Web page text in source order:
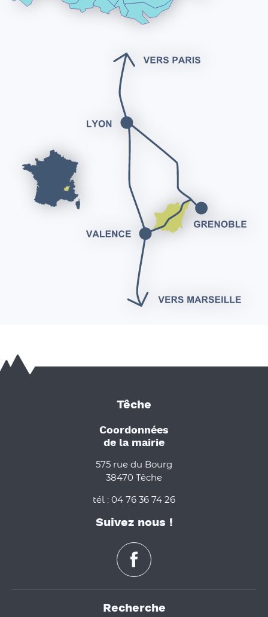
Têche
Coordonnées
de la mairie
575 rue du Bourg
38470 Têche
tél : 04 76 36 74 26
Suivez nous !
Recherche